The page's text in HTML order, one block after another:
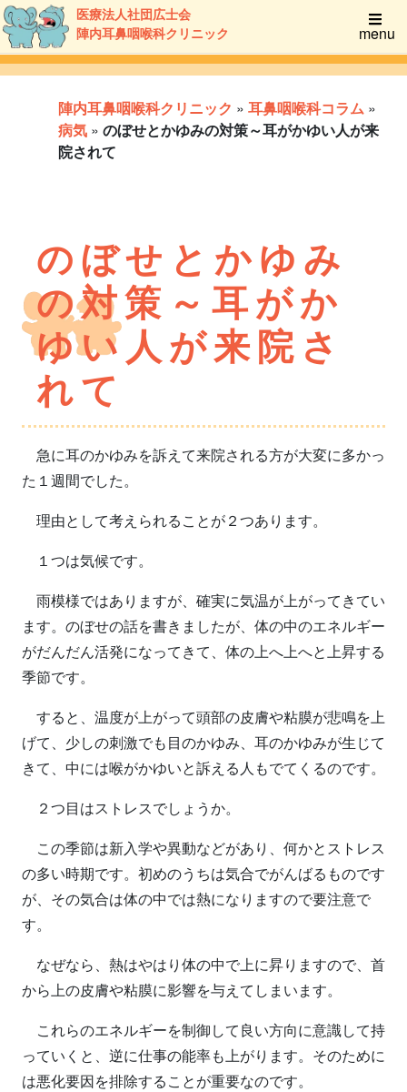
医療法人社団広士会
陣内耳鼻咽喉科クリニック
menu
陣内耳鼻咽喉科クリニック » 耳鼻咽喉科コラム »
病気 » のぼせとかゆみの対策～耳がかゆい人が来
院されて
のぼせとかゆみ
の対策～耳がか
ゆい人が来院さ
れて
急に耳のかゆみを訴えて来院される方が大変に多かっ
た１週間でした。
理由として考えられることが２つあります。
１つは気候です。
雨模様ではありますが、確実に気温が上がってきてい
ます。のぼせの話を書きましたが、体の中のエネルギー
がだんだん活発になってきて、体の上へ上へと上昇する
季節です。
すると、温度が上がって頭部の皮膚や粘膜が悲鳴を上
げて、少しの刺激でも目のかゆみ、耳のかゆみが生じて
きて、中には喉がかゆいと訴える人もでてくるのです。
２つ目はストレスでしょうか。
この季節は新入学や異動などがあり、何かとストレス
の多い時期です。初めのうちは気合でがんばるものです
が、その気合は体の中では熱になりますので要注意で
す。
なぜなら、熱はやはり体の中で上に昇りますので、首
から上の皮膚や粘膜に影響を与えてしまいます。
これらのエネルギーを制御して良い方向に意識して持
っていくと、逆に仕事の能率も上がります。そのために
は悪化要因を排除することが重要なのです。